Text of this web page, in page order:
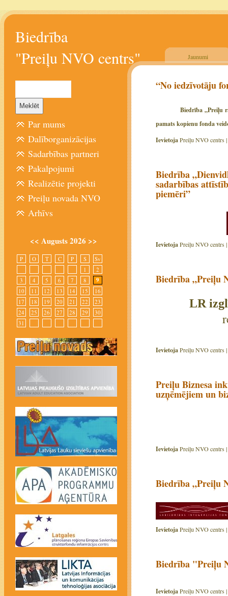
Biedrība
"Preiļu NVO centrs"
Jaunumi
“No iedzīvotāju
Biedrība „Preiļu
pamats kopienu fonda
IevietojaPreiļu NVO centrs |
Biedrība
sadarbības
piemēri”
IevietojaPreiļu NVO centrs |
Biedrība „Preiļu
LR
IevietojaPreiļu NVO centrs |
Preiļu Biznesa
uzņēmējiem un
IevietojaPreiļu NVO centrs |
Biedrība „Preiļu
IevietojaPreiļu NVO centrs |
Biedrība "Preiļu
IevietojaPreiļu NVO centrs |
Par mums
Dalīborganizācijas
Sadarbības partneri
Pakalpojumi
Realizētie projekti
Preiļu novada NVO
Arhīvs
<< Augusts 2026 >>
P O T C P S
Sv
1
2
3
4 5 6 7 8 9
10 11 12 13 14 15
16
17
18 19 20 21 22
23
24
25 26 27 28 29
30
31